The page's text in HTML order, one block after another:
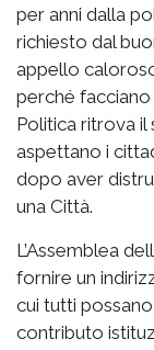
per anni dalla
richiesto dal
appello
perché
Politica ritrova il
aspettano i
dopo aver
una Città.
L’Assemblea
fornire un
cui tutti
contributo